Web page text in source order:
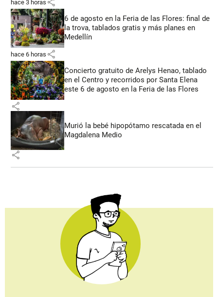
hace 3 horas
6 de agosto en la Feria de las Flores: final de
la trova, tablados gratis y más planes en
Medellín
hace 6 horas share
Concierto gratuito de Arelys Henao, tablado
en el Centro y recorridos por Santa Elena
este 6 de agosto en la Feria de las Flores
share
Murió la bebé hipopótamo rescatada en el
Magdalena Medio
share